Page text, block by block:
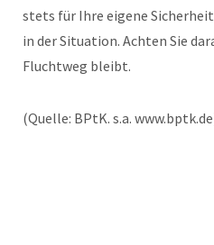
stets für Ihre eigene
in der Situation. Achten Sie
Fluchtweg bleibt.
(Quelle: BPtK. s.a.